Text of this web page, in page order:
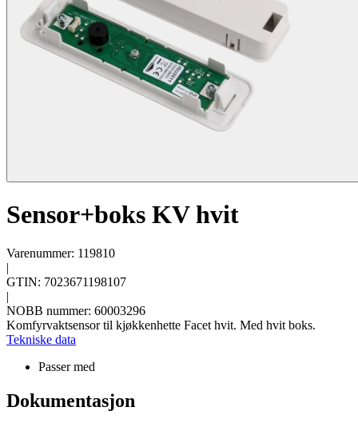
Sensor+boks KV hvit
Varenummer: 119810
|
GTIN: 7023671198107
|
NOBB nummer: 60003296
Komfyrvaktsensor til kjøkkenhette Facet hvit. Med hvit boks.
Tekniske data
Passer med
Dokumentasjon